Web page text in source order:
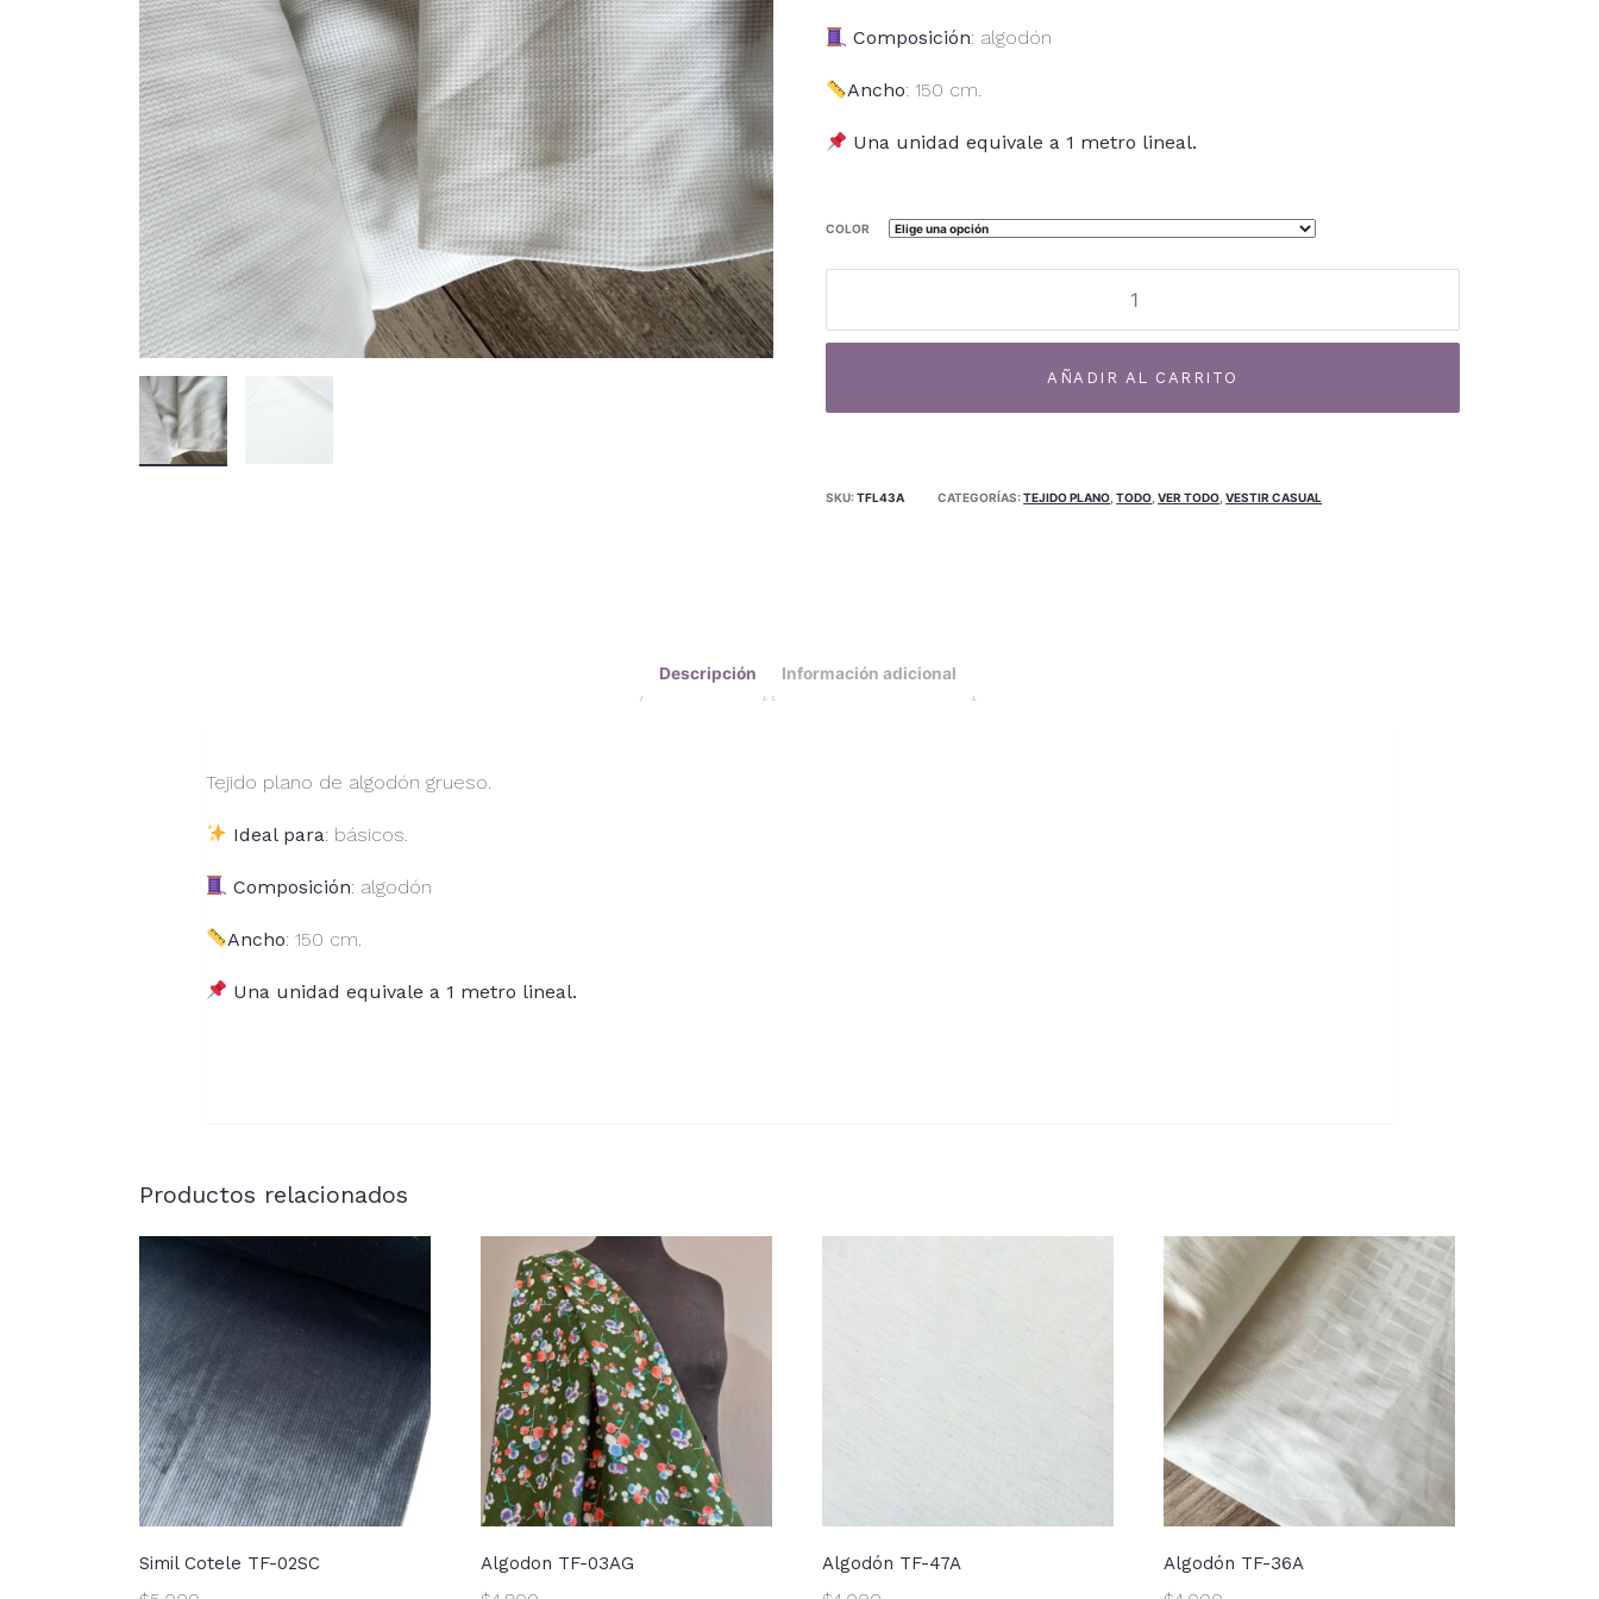
Composición: algodón
Ancho: 150 cm.
Una unidad equivale a 1 metro lineal.
COLOR
43A
AÑADIR AL CARRITO
SKU:TFL43A CATEGORÍAS:TEJIDO PLANO ,TODO ,VER TODO ,VESTIR CASUAL
Descripción Información adicional
Tejido plano de algodón grueso.
Ideal para: básicos.
Composición: algodón
Ancho: 150 cm.
Una unidad equivale a 1 metro lineal.
Productos relacionados
Simil Cotele TF-02SC
Algodon TF-03AG
Algodón TF-47A
Algodón TF-36A